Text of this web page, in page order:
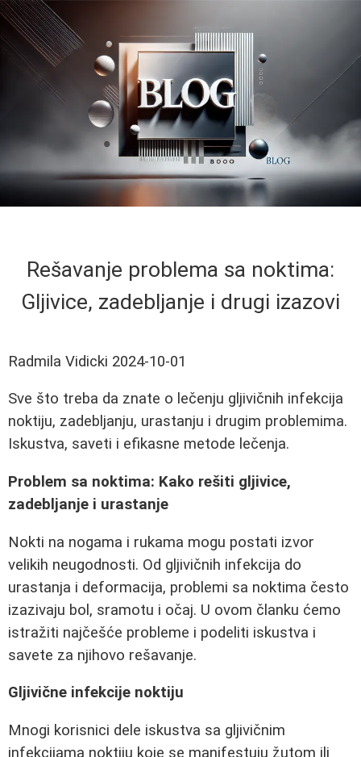
Rešavanje problema sa noktima:
Gljivice, zadebljanje i drugi izazovi
Radmila Vidicki 2024-10-01
Sve što treba da znate o lečenju gljivičnih infekcija
noktiju, zadebljanju, urastanju i drugim problemima.
Iskustva, saveti i efikasne metode lečenja.
Problem sa noktima: Kako rešiti gljivice,
zadebljanje i urastanje
Nokti na nogama i rukama mogu postati izvor
velikih neugodnosti. Od gljivičnih infekcija do
urastanja i deformacija, problemi sa noktima često
izazivaju bol, sramotu i očaj. U ovom članku ćemo
istražiti najčešće probleme i podeliti iskustva i
savete za njihovo rešavanje.
Gljivične infekcije noktiju
Mnogi korisnici dele iskustva sa gljivičnim
infekcijama noktiju koje se manifestuju žutom ili